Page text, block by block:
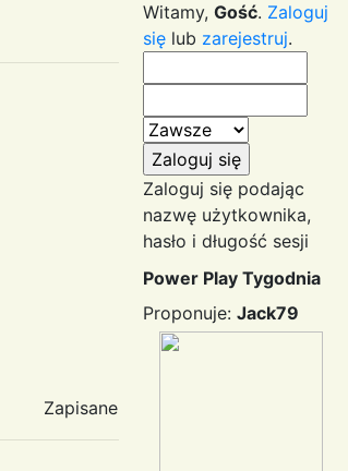
Zapisane
Witamy, Gość. Zaloguj
się lub zarejestruj.
Zaloguj się podając
nazwę użytkownika,
hasło i długość sesji
Power Play Tygodnia
Proponuje: Jack79